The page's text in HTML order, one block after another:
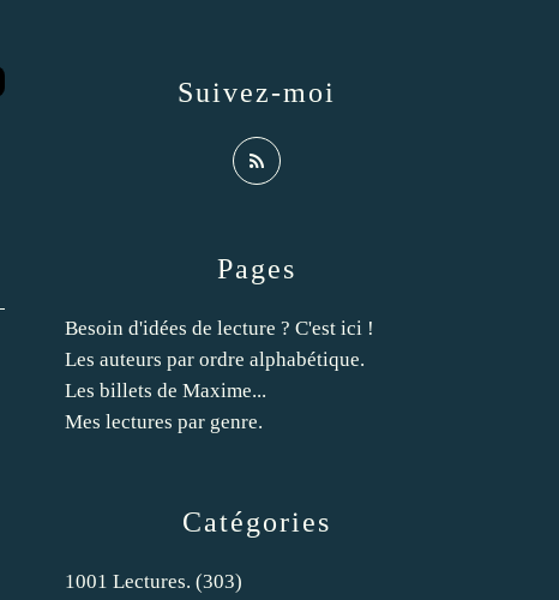
Catégories
1001 Lectures. (303)
Pages
Besoin d'idées de lecture ? C'est ici !
Les auteurs par ordre alphabétique.
Les billets de Maxime...
Mes lectures par genre.
Suivez-moi